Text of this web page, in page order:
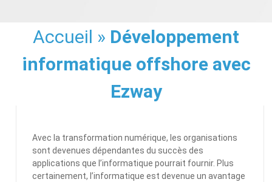
Accueil » Développement
informatique offshore avec
Ezway
Avec la transformation numérique, les organisations
sont devenues dépendantes du succès des
applications que l’informatique pourrait fournir. Plus
certainement, l’informatique est devenue un avantage